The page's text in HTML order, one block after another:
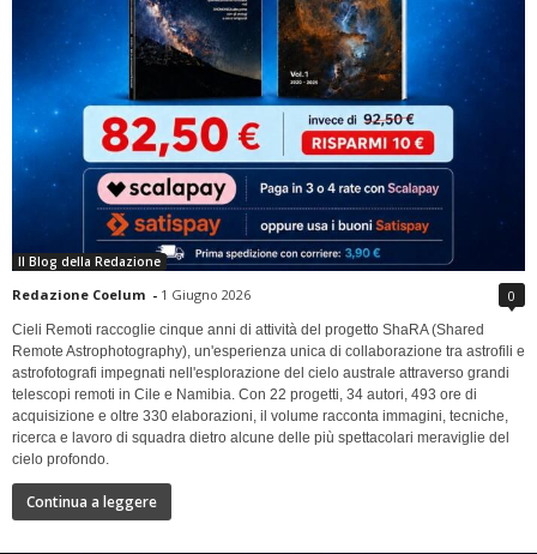
Il Blog della Redazione
Redazione Coelum - 1 Giugno 2026 0
Cieli Remoti raccoglie cinque anni di attività del progetto ShaRA (Shared
Remote Astrophotography), un'esperienza unica di collaborazione tra astrofili e
astrofotografi impegnati nell'esplorazione del cielo australe attraverso grandi
telescopi remoti in Cile e Namibia. Con 22 progetti, 34 autori, 493 ore di
acquisizione e oltre 330 elaborazioni, il volume racconta immagini, tecniche,
ricerca e lavoro di squadra dietro alcune delle più spettacolari meraviglie del
cielo profondo.
Continua a leggere